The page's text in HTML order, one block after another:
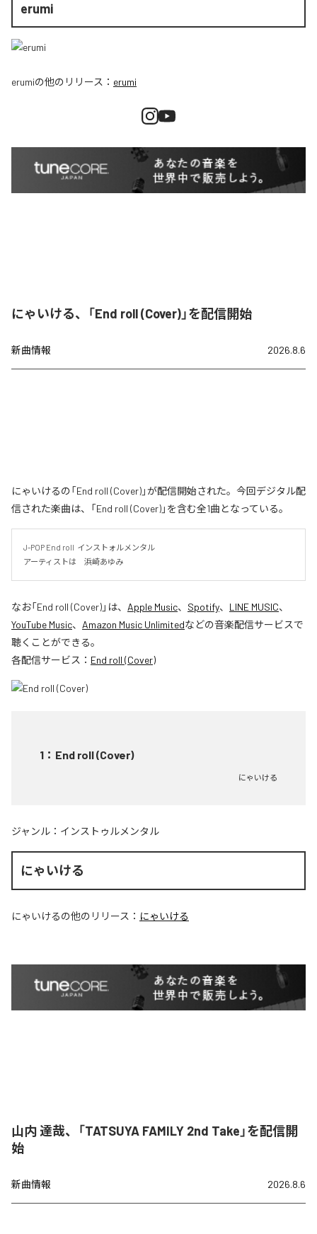
erumi
erumiの他のリリース： erumi
にゃいける、「End roll (Cover)」を配信開始
新曲情報 2026.8.6
にゃいけるの「End roll (Cover)」が配信開始された。今回デジタル配
信された楽曲は、「End roll (Cover)」を含む全1曲となっている。
J-POP End roll  インストォルメンタル
アーティストは　浜崎あゆみ
なお「End roll (Cover)」は、 Apple Music、 Spotify、 LINE MUSIC、
YouTube Music、 Amazon Music Unlimitedなどの音楽配信サービスで
聴くことができる。
各配信サービス： End roll (Cover)
1 ： End roll (Cover)
にゃいける
ジャンル： インストゥルメンタル
にゃいける
にゃいけるの他のリリース： にゃいける
山内 達哉、「TATSUYA FAMILY 2nd Take」を配信開
始
新曲情報 2026.8.6